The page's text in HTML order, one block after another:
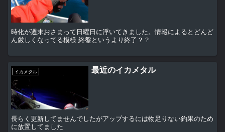
時化が週末おさまって日曜日に浮いてきました。情報によるとどんど
ん厳しくなってる模様 終盤というより終了？？
イカメタル 最近のイカメタル
長らく更新してませんでしたがアップするには物足りない釣果のため
に放置してました